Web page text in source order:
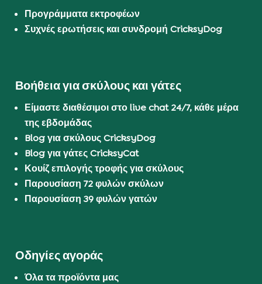
Προγράμματα εκτροφέων
Συχνές ερωτήσεις και συνδρομή CricksyDog
Βοήθεια για σκύλους και γάτες
Είμαστε διαθέσιμοι στο live chat 24/7, κάθε μέρα
της εβδομάδας
Blog για σκύλους CricksyDog
Blog για γάτες CricksyCat
Κουίζ επιλογής τροφής για σκύλους
Παρουσίαση 72 φυλών σκύλων
Παρουσίαση 39 φυλών γατών
Οδηγίες αγοράς
Όλα τα προϊόντα μας